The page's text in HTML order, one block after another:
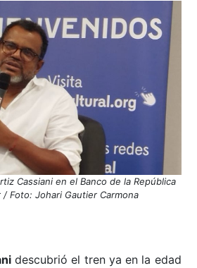
Cassiani en el Banco de la República
/ Foto: Johari Gautier Carmona
descubrió el tren ya en la edad